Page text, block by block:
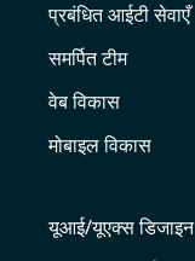
प्रबंधित आईटी सेवाएँ
समर्पित टीम
वेब विकास
मोबाइल विकास
यूआई/यूएक्स डिजाइन